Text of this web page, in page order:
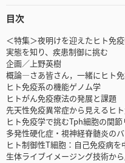
目次
＜特集＞夜明けを迎えたヒト免
実態を知り、疾患制御に挑む
企画／上野英樹
概論―さあ皆さん，一緒にヒト
ヒト免疫系の機能ゲノム学
ヒトがん免疫療法の発展と課題
先天性免疫異常症から見えるヒ
ヒト免疫学で挑むTph細胞の関
多発性硬化症・視神経脊髄炎の
ヒト制御性T細胞：自己免疫病を
生体ライブイメージング技術か